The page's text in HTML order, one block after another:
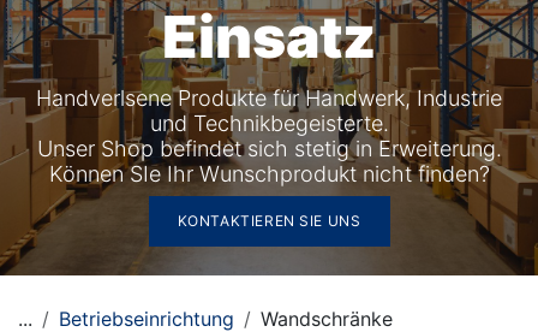
Einsatz
Handverlsene Produkte für Handwerk, Industrie
und Technikbegeisterte.
Unser Shop befindet sich stetig in Erweiterung.
Können SIe Ihr Wunschprodukt nicht finden?
KONTAKTIEREN SIE UNS
... Betriebseinrichtung Wandschränke